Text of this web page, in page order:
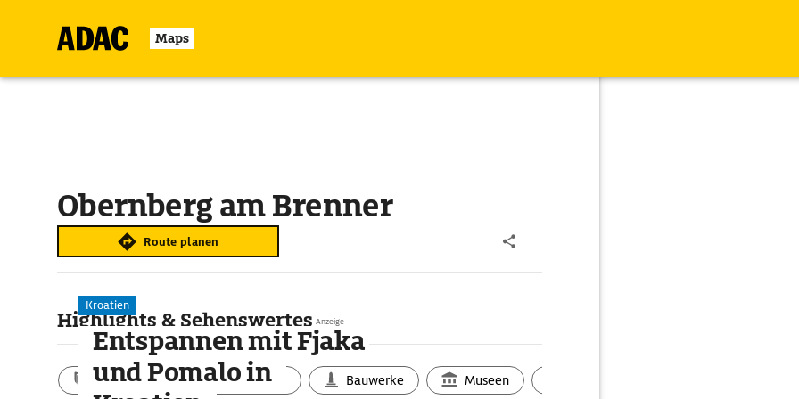
Maps
Obernberg am Brenner
Route planen
Highlights & Sehenswertes
Aktivitäten Landschaft Bauwerke Museen
Anzeige
Kroatien
Entspannen mit Fjaka
und Pomalo in